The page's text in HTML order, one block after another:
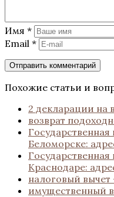
Имя *
Email *
Похожие статьи и
2 декларации на
возврат
Государственная
Беломорске:
Государственная
Краснодаре:
налоговый
имущественный